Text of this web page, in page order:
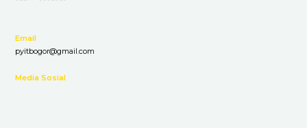
Email
pyitbogor@gmail.com
Media Sosial